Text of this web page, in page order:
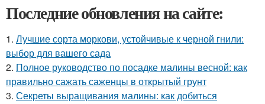
Последние обновления на сайте:
1. Лучшие сорта моркови, устойчивые к черной гнили:
выбор для вашего сада
2. Полное руководство по посадке малины весной: как
правильно сажать саженцы в открытый грунт
3. Секреты выращивания малины: как добиться